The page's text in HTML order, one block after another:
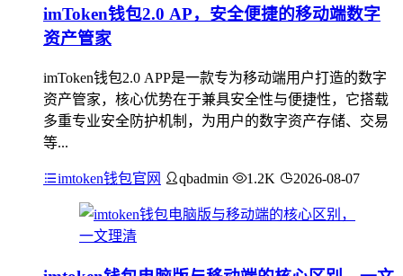
imToken钱包2.0 AP，安全便捷的移动端数字
资产管家
imToken钱包2.0 APP是一款专为移动端用户打造的数字
资产管家，核心优势在于兼具安全性与便捷性，它搭载
多重专业安全防护机制，为用户的数字资产存储、交易
等...
imtoken钱包官网 qbadmin 1.2K 2026-08-07